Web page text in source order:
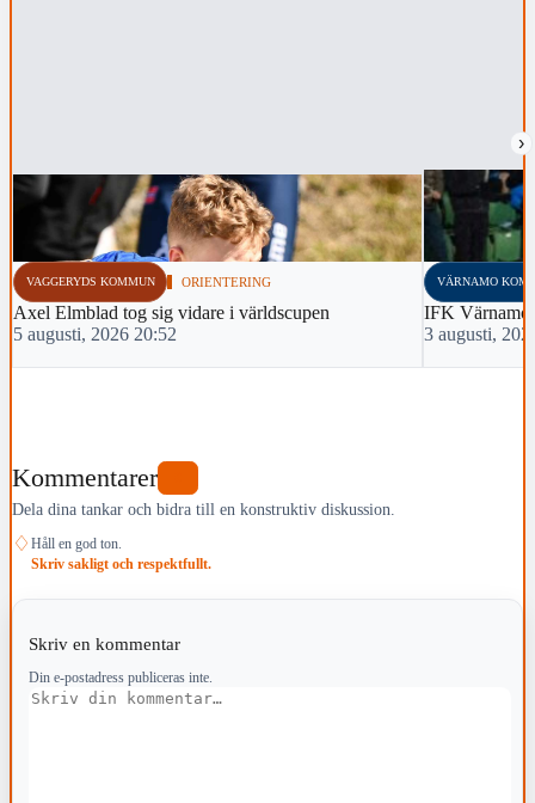
›
VAGGERYDS KOMMUN ORIENTERING
Axel Elmblad tog sig vidare i världscupen
5 augusti, 2026 20:52
VÄRNAMO
IFK Värnamo
3 augusti,
Kommentarer
Dela dina tankar och bidra till en konstruktiv diskussion.
♢ Håll en god ton.
Skriv sakligt och respektfullt.
Skriv en kommentar
Din e-postadress publiceras inte.
Kommentar